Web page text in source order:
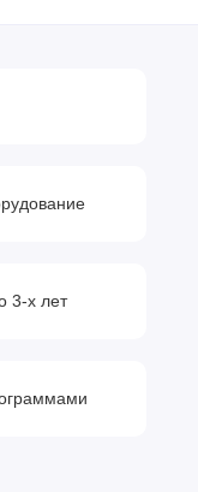
3-х лет